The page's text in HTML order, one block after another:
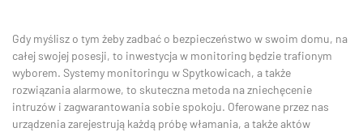
Gdy myślisz o tym żeby zadbać o bezpieczeństwo w swoim domu, na
całej swojej posesji, to inwestycja w monitoring będzie trafionym
wyborem. Systemy monitoringu w Spytkowicach, a także
rozwiązania alarmowe, to skuteczna metoda na zniechęcenie
intruzów i zagwarantowania sobie spokoju. Oferowane przez nas
urządzenia zarejestrują każdą próbę włamania, a także aktów